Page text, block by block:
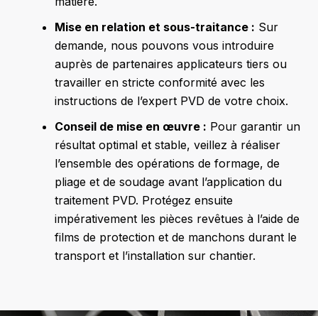
Mise en relation et sous-traitance : Sur
demande, nous pouvons vous introduire
auprès de partenaires applicateurs tiers ou
travailler en stricte conformité avec les
instructions de l’expert PVD de votre choix.
Conseil de mise en œuvre : Pour garantir un
résultat optimal et stable, veillez à réaliser
l’ensemble des opérations de formage, de
pliage et de soudage avant l’application du
traitement PVD. Protégez ensuite
impérativement les pièces revêtues à l’aide de
films de protection et de manchons durant le
transport et l’installation sur chantier.